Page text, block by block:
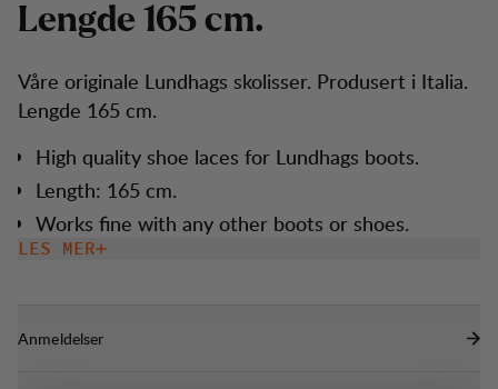
Lengde 165 cm.
Våre originale Lundhags skolisser. Produsert i Italia.
Lengde 165 cm.
High quality shoe laces for Lundhags boots.
Length: 165 cm.
Works fine with any other boots or shoes.
LES MER
Anmeldelser